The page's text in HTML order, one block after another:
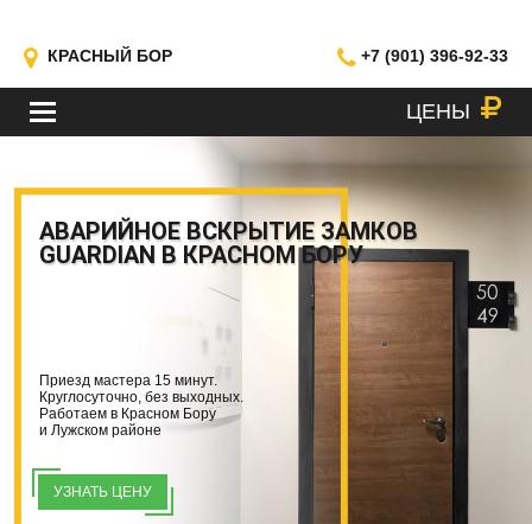
КРАСНЫЙ БОР +7 (901) 396-92-33
МЕНЮ ЦЕНЫ
АВАРИЙНОЕ ВСКРЫТИЕ ЗАМКОВ
GUARDIAN В КРАСНОМ БОРУ
Приезд мастера 15 минут.
Круглосуточно, без выходных.
Работаем в Красном Бору
и Лужском районе
УЗНАТЬ ЦЕНУ